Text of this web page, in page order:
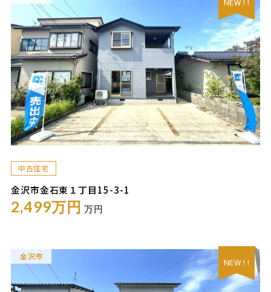
中古住宅
金沢市金石東１丁目15-3-1
2,499万円 万円
金沢市
NEW ! !